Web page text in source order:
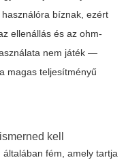
bíznak, ezért
ellenállás és az ohm-
nem játék —
magas teljesítményű
kell
fém, amely tartja